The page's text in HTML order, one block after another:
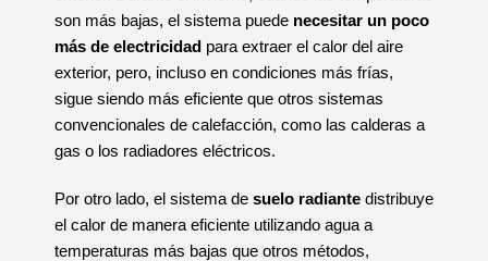
son más bajas, el sistema puede necesitar un poco
más de electricidad para extraer el calor del aire
exterior, pero, incluso en condiciones más frías,
sigue siendo más eficiente que otros sistemas
convencionales de calefacción, como las calderas a
gas o los radiadores eléctricos.
Por otro lado, el sistema de suelo radiante distribuye
el calor de manera eficiente utilizando agua a
temperaturas más bajas que otros métodos,